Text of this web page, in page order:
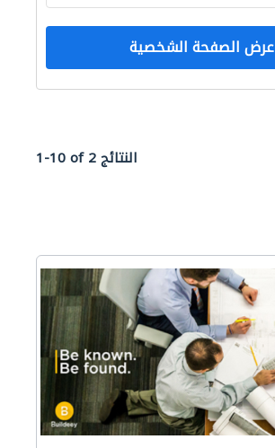
عرض الصفحة الشخصية
1-10 of 2 النتائج